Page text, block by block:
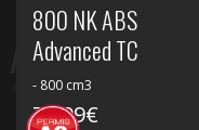
800 NK ABS
Advanced TC
- 800 cm3
7 999€